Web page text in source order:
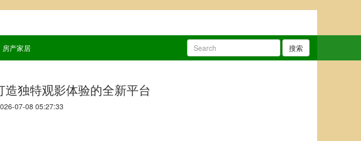
房产家居 搜索
独特观影体验的全新平台
07-08 05:27:33